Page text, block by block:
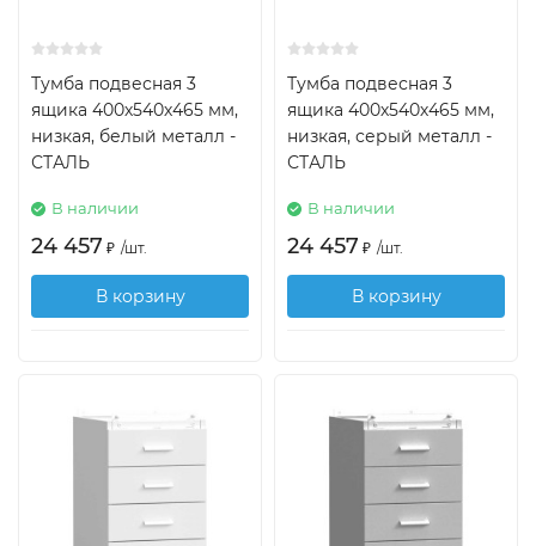
Тумба подвесная 3
ящика 400х540х465 мм,
низкая, белый металл -
СТАЛЬ
В наличии
24 457 ₽ /шт.
В корзину
Тумба подвесная 3
ящика 400х540х465 мм,
низкая, серый металл -
СТАЛЬ
В наличии
24 457 ₽ /шт.
В корзину